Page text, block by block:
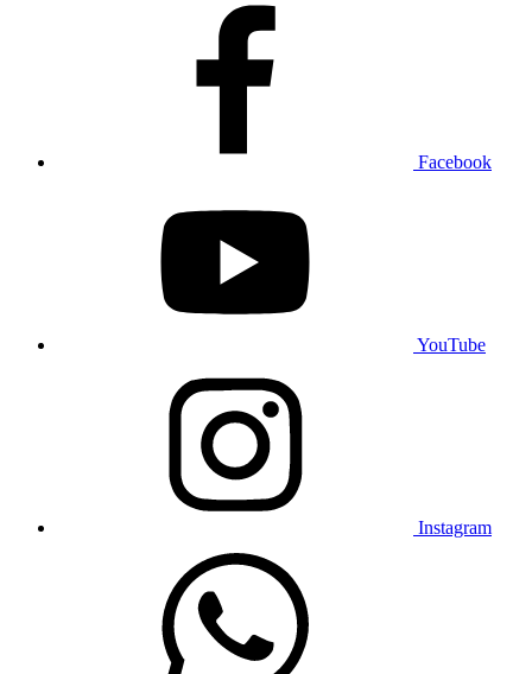
Facebook
YouTube
Instagram